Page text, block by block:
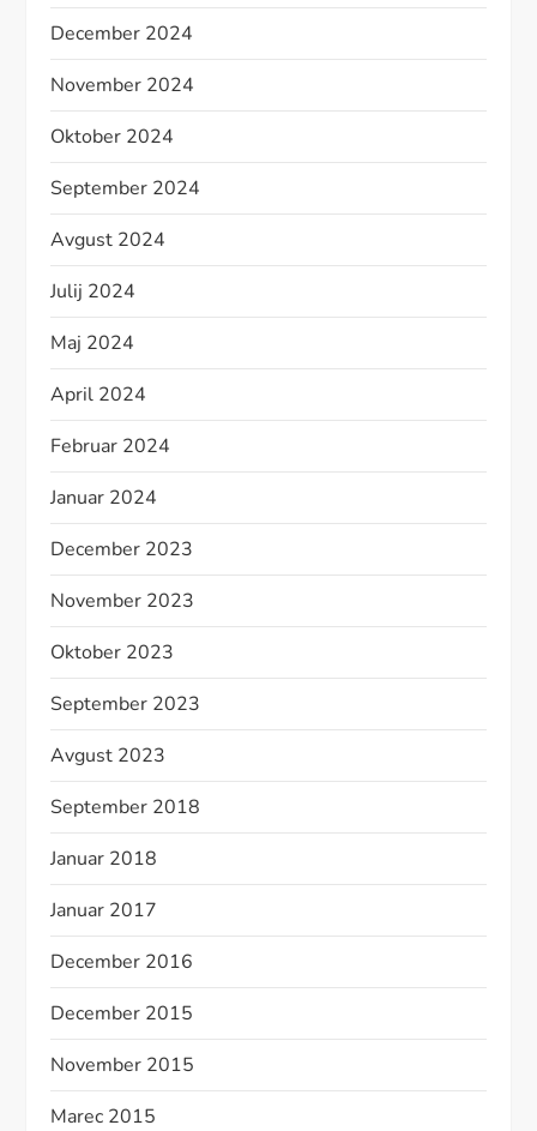
December 2024
November 2024
Oktober 2024
September 2024
Avgust 2024
Julij 2024
Maj 2024
April 2024
Februar 2024
Januar 2024
December 2023
November 2023
Oktober 2023
September 2023
Avgust 2023
September 2018
Januar 2018
Januar 2017
December 2016
December 2015
November 2015
Marec 2015